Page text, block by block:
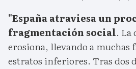
"España atraviesa un
fragmentación social. La
erosiona, llevando a muchas
estratos inferiores. Tras dos